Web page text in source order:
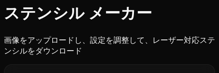
ステンシル メーカー
画像をアップロードし、設定を調整して、レーザー対応ステ
ンシルをダウンロード